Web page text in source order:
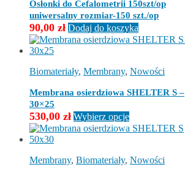
wybrać
na
stronie
produktu
Osłonki do Cefalometrii 150szt/op
uniwersalny rozmiar-150 szt./op
90,00 zł Dodaj do koszyka
Biomateriały, Membrany, Nowości
Membrana osierdziowa SHELTER S –
30×25
530,00 zł Wybierz opcjeTen
produkt
wariantów.
Membrany, Biomateriały, Nowości